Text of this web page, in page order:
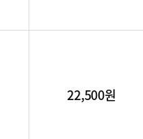
22,500원